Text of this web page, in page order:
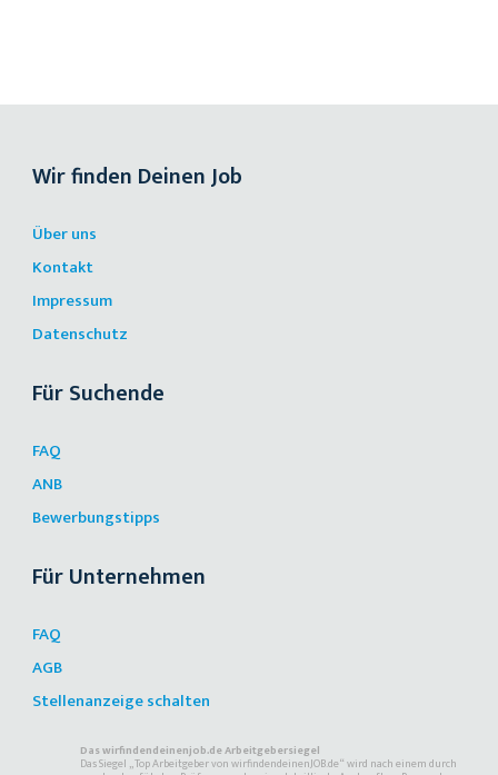
Wir finden Deinen Job
Über uns
Kontakt
Impressum
Datenschutz
Für Suchende
FAQ
ANB
Bewerbungstipps
Für Unternehmen
FAQ
AGB
Stellenanzeige schalten
Das wirfindendeinenjob.de Arbeitgebersiegel
Das Siegel „Top Arbeitgeber von wirfindendeinenJOB.de“ wird nach einem durch